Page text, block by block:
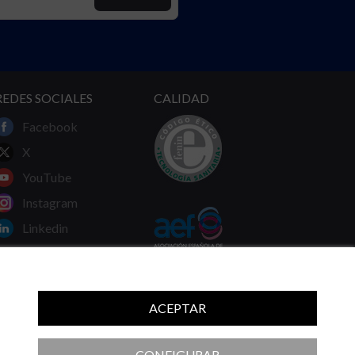
ACEPTAR
SOCIALES
Facebook
X
YouTube
Instagram
Linkedin
CALIDAD
recomendaciones de su médico.